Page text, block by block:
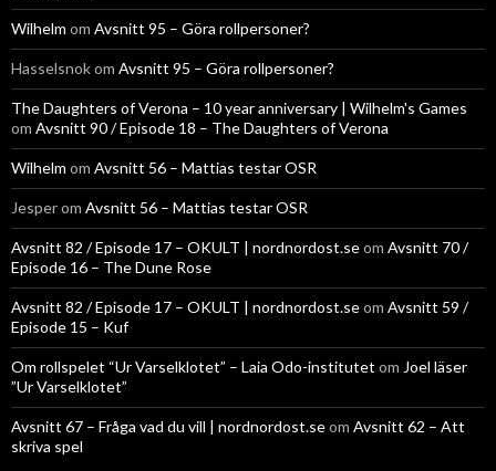
Wilhelm om Avsnitt 95 – Göra rollpersoner?
Hasselsnokom Avsnitt 95 – Göra rollpersoner?
The Daughters of Verona – 10 year anniversary | Wilhelm's Games
om Avsnitt 90 / Episode 18 – The Daughters of Verona
Wilhelm om Avsnitt 56 – Mattias testar OSR
Jesperom Avsnitt 56 – Mattias testar OSR
Avsnitt 82 / Episode 17 – OKULT | nordnordost.seom Avsnitt 70 /
Episode 16 – The Dune Rose
Avsnitt 82 / Episode 17 – OKULT | nordnordost.seom Avsnitt 59 /
Episode 15 – Kuf
Om rollspelet “Ur Varselklotet” – Laia Odo-institutet om Joel läser
”Ur Varselklotet”
Avsnitt 67 – Fråga vad du vill | nordnordost.seom Avsnitt 62 – Att
skriva spel